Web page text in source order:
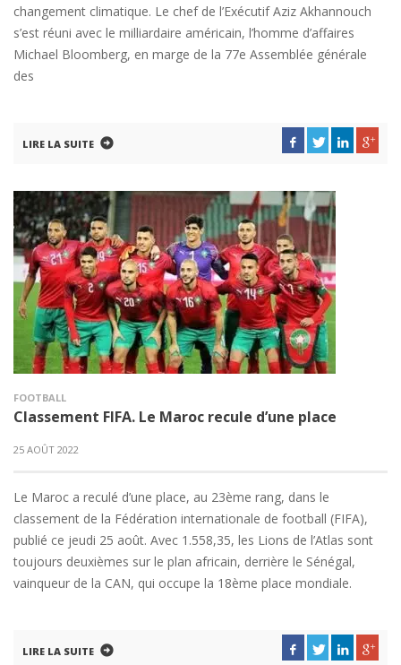
changement climatique. Le chef de l’Exécutif Aziz Akhannouch
s’est réuni avec le milliardaire américain, l’homme d’affaires
Michael Bloomberg, en marge de la 77e Assemblée générale
des
LIRE LA SUITE
FOOTBALL
Classement FIFA. Le Maroc recule d’une place
25 AOÛT 2022
Le Maroc a reculé d’une place, au 23ème rang, dans le
classement de la Fédération internationale de football (FIFA),
publié ce jeudi 25 août. Avec 1.558,35, les Lions de l’Atlas sont
toujours deuxièmes sur le plan africain, derrière le Sénégal,
vainqueur de la CAN, qui occupe la 18ème place mondiale.
LIRE LA SUITE